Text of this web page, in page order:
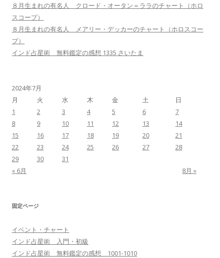
８月生まれの有名人 クロード・オータン＝ララのチャート（ホロ
スコープ）
８月生まれの有名人 メアリー・デッカーのチャート（ホロスコー
プ）
インド占星術 無料鑑定の感想 1335 さいたま
2024年7月
月
火 水 木 金 土 日
« 6月 8月 »
1 2 3 4 5 6
7
8
9 10 11 12 13
14
15
16 17 18 19 20
21
22
23 24 25 26 27
28
29
30 31
固定ページ
イベント・チャート
インド占星術 入門・初級
インド占星術 無料鑑定の感想 1001-1010